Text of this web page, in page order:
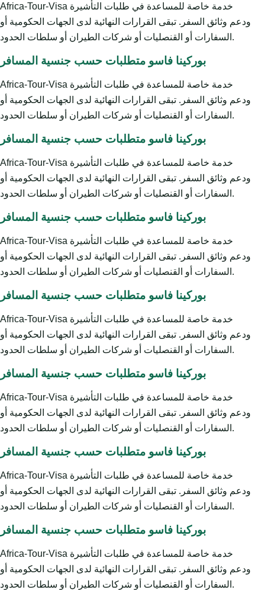
Africa-Tour-Visa خدمة خاصة للمساعدة في طلبات التأشيرة
ودعم وثائق السفر. تبقى القرارات النهائية لدى الجهات الحكومية أو
السفارات أو القنصليات أو شركات الطيران أو سلطات الحدود.
بوركينا فاسو متطلبات حسب جنسية المسافر
Africa-Tour-Visa خدمة خاصة للمساعدة في طلبات التأشيرة
ودعم وثائق السفر. تبقى القرارات النهائية لدى الجهات الحكومية أو
السفارات أو القنصليات أو شركات الطيران أو سلطات الحدود.
بوركينا فاسو متطلبات حسب جنسية المسافر
Africa-Tour-Visa خدمة خاصة للمساعدة في طلبات التأشيرة
ودعم وثائق السفر. تبقى القرارات النهائية لدى الجهات الحكومية أو
السفارات أو القنصليات أو شركات الطيران أو سلطات الحدود.
بوركينا فاسو متطلبات حسب جنسية المسافر
Africa-Tour-Visa خدمة خاصة للمساعدة في طلبات التأشيرة
ودعم وثائق السفر. تبقى القرارات النهائية لدى الجهات الحكومية أو
السفارات أو القنصليات أو شركات الطيران أو سلطات الحدود.
بوركينا فاسو متطلبات حسب جنسية المسافر
Africa-Tour-Visa خدمة خاصة للمساعدة في طلبات التأشيرة
ودعم وثائق السفر. تبقى القرارات النهائية لدى الجهات الحكومية أو
السفارات أو القنصليات أو شركات الطيران أو سلطات الحدود.
بوركينا فاسو متطلبات حسب جنسية المسافر
Africa-Tour-Visa خدمة خاصة للمساعدة في طلبات التأشيرة
ودعم وثائق السفر. تبقى القرارات النهائية لدى الجهات الحكومية أو
السفارات أو القنصليات أو شركات الطيران أو سلطات الحدود.
بوركينا فاسو متطلبات حسب جنسية المسافر
Africa-Tour-Visa خدمة خاصة للمساعدة في طلبات التأشيرة
ودعم وثائق السفر. تبقى القرارات النهائية لدى الجهات الحكومية أو
السفارات أو القنصليات أو شركات الطيران أو سلطات الحدود.
بوركينا فاسو متطلبات حسب جنسية المسافر
Africa-Tour-Visa خدمة خاصة للمساعدة في طلبات التأشيرة
ودعم وثائق السفر. تبقى القرارات النهائية لدى الجهات الحكومية أو
السفارات أو القنصليات أو شركات الطيران أو سلطات الحدود.